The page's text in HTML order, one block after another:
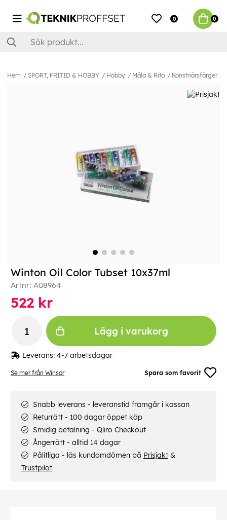
0 0
Hem SPORT, FRITID & HOBBY Hobby Måla & Rita Konstnärsfärger
Se mer från Winsor Spara som favorit
Winton Oil Color Tubset 10x37ml
Artnr: A08964
522 kr
Lägg i varukorg
Leverans: 4-7 arbetsdagar
Snabb leverans - leveranstid framgår i kassan
Returrätt - 100 dagar öppet köp
Smidig betalning - Qliro Checkout
Ångerrätt - alltid 14 dagar
Pålitliga - läs kundomdömen på Prisjakt &
Trustpilot